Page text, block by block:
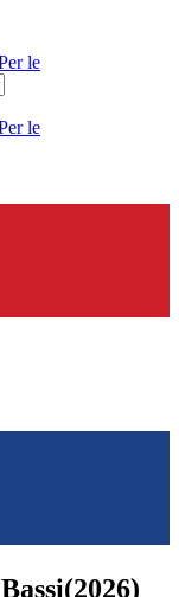
le
le
(2026)